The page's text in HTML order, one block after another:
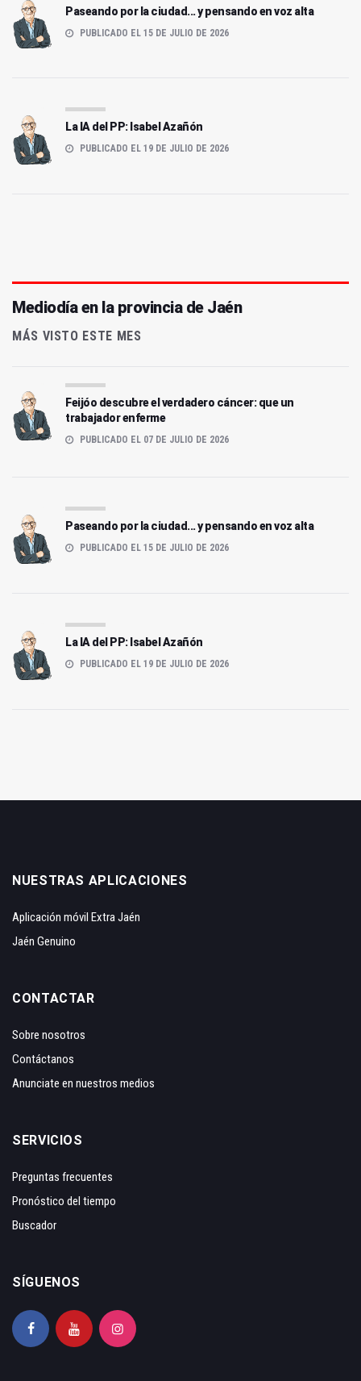
Paseando por la ciudad... y pensando en voz alta
PUBLICADO EL 15 DE JULIO DE 2026
La IA del PP: Isabel Azañón
PUBLICADO EL 19 DE JULIO DE 2026
Mediodía en la provincia de Jaén
MÁS VISTO ESTE MES
Feijóo descubre el verdadero cáncer: que un
trabajador enferme
PUBLICADO EL 07 DE JULIO DE 2026
Paseando por la ciudad... y pensando en voz alta
PUBLICADO EL 15 DE JULIO DE 2026
La IA del PP: Isabel Azañón
PUBLICADO EL 19 DE JULIO DE 2026
NUESTRAS APLICACIONES
Aplicación móvil Extra Jaén
Jaén Genuino
CONTACTAR
Sobre nosotros
Contáctanos
Anunciate en nuestros medios
SERVICIOS
Preguntas frecuentes
Pronóstico del tiempo
Buscador
SÍGUENOS